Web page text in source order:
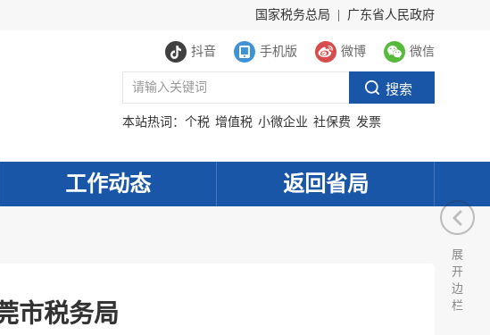
国家税务总局 广东省人民政府
抖音 手机版 微博 微信
本站热词： 个税 增值税 小微企业 社保费 发票
工作动态 返回省局
市税务局
展
开
边
栏